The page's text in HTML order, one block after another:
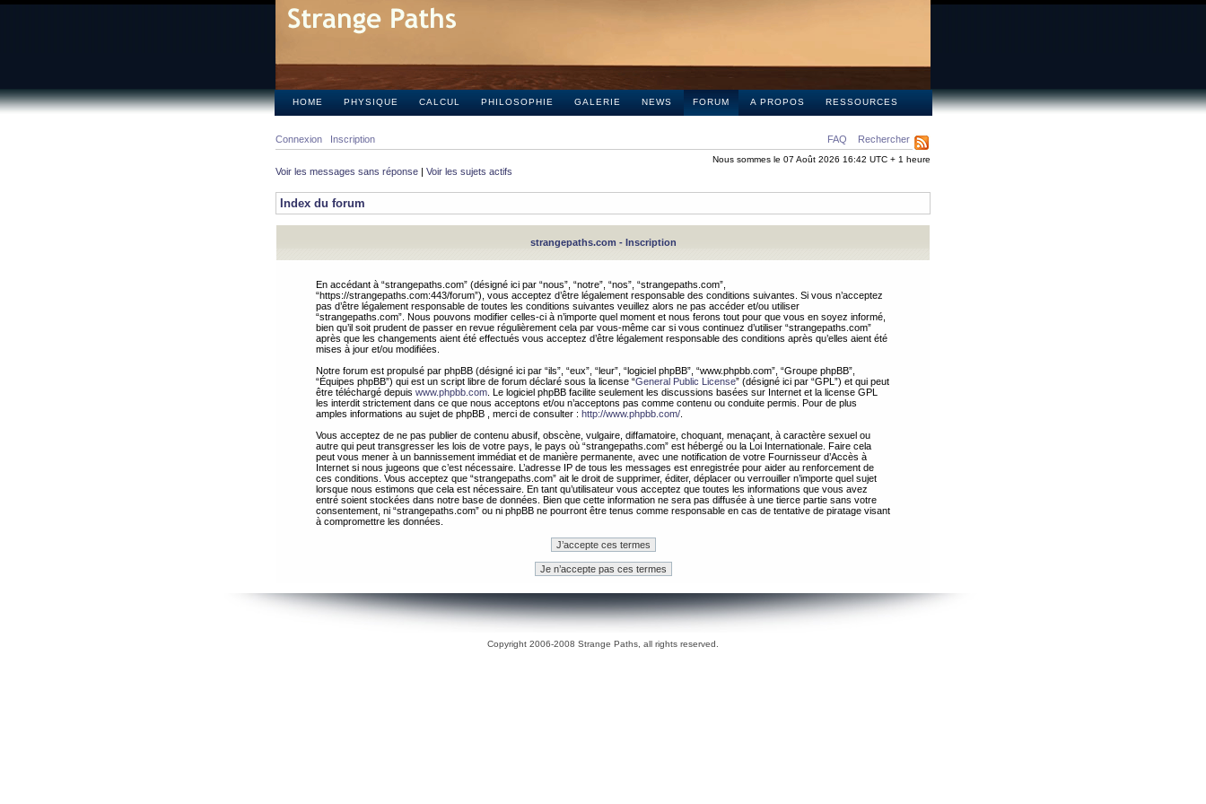
HOME PHYSIQUE CALCUL PHILOSOPHIE GALERIE NEWS FORUM A PROPOS RESSOURCES
FAQ Rechercher
Connexion Inscription
Nous sommes le 07 Août 2026 16:42 UTC + 1 heure
Voir les messages sans réponse | Voir les sujets actifs
Index du forum
strangepaths.com - Inscription
En accédant à “strangepaths.com” (désigné ici par “nous”, “notre”, “nos”, “strangepaths.com”,
“https://strangepaths.com:443/forum”), vous acceptez d’être légalement responsable des conditions suivantes. Si vous n’acceptez
pas d’être légalement responsable de toutes les conditions suivantes veuillez alors ne pas accéder et/ou utiliser
“strangepaths.com”. Nous pouvons modifier celles-ci à n’importe quel moment et nous ferons tout pour que vous en soyez informé,
bien qu’il soit prudent de passer en revue régulièrement cela par vous-même car si vous continuez d’utiliser “strangepaths.com”
après que les changements aient été effectués vous acceptez d’être légalement responsable des conditions après qu’elles aient été
mises à jour et/ou modifiées.
Notre forum est propulsé par phpBB (désigné ici par “ils”, “eux”, “leur”, “logiciel phpBB”, “www.phpbb.com”, “Groupe phpBB”,
“Équipes phpBB”) qui est un script libre de forum déclaré sous la license “General Public License” (désigné ici par “GPL”) et qui peut
être téléchargé depuis www.phpbb.com . Le logiciel phpBB facilite seulement les discussions basées sur Internet et la license GPL
les interdit strictement dans ce que nous acceptons et/ou n’acceptons pas comme contenu ou conduite permis. Pour de plus
amples informations au sujet de phpBB , merci de consulter : http://www.phpbb.com/
Vous acceptez de ne pas publier de contenu abusif, obscène, vulgaire, diffamatoire, choquant, menaçant, à caractère sexuel ou
autre qui peut transgresser les lois de votre pays, le pays où “strangepaths.com” est hébergé ou la Loi Internationale. Faire cela
peut vous mener à un bannissement immédiat et de manière permanente, avec une notification de votre Fournisseur d’Accès à
Internet si nous jugeons que c’est nécessaire. L’adresse IP de tous les messages est enregistrée pour aider au renforcement de
ces conditions. Vous acceptez que “strangepaths.com” ait le droit de supprimer, éditer, déplacer ou verrouiller n’importe quel sujet
lorsque nous estimons que cela est nécessaire. En tant qu’utilisateur vous acceptez que toutes les informations que vous avez
entré soient stockées dans notre base de données. Bien que cette information ne sera pas diffusée à une tierce partie sans votre
consentement, ni “strangepaths.com” ou ni phpBB ne pourront être tenus comme responsable en cas de tentative de piratage visant
à compromettre les données.
Copyright 2006-2008 Strange Paths, all rights reserved.